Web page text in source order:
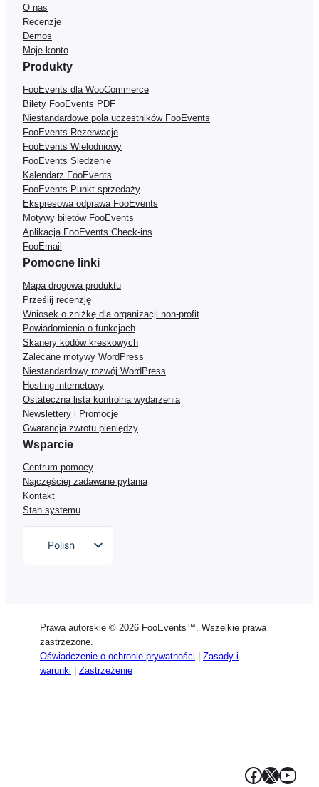
O nas
Recenzje
Demos
Moje konto
Produkty
FooEvents dla WooCommerce
Bilety FooEvents PDF
Niestandardowe pola uczestników FooEvents
FooEvents Rezerwacje
FooEvents Wielodniowy
FooEvents Siedzenie
Kalendarz FooEvents
FooEvents Punkt sprzedaży
Ekspresowa odprawa FooEvents
Motywy biletów FooEvents
Aplikacja FooEvents Check-ins
FooEmail
Pomocne linki
Mapa drogowa produktu
Prześlij recenzję
Wniosek o zniżkę dla organizacji non-profit
Powiadomienia o funkcjach
Skanery kodów kreskowych
Zalecane motywy WordPress
Niestandardowy rozwój WordPress
Hosting internetowy
Ostateczna lista kontrolna wydarzenia
Newslettery i Promocje
Gwarancja zwrotu pieniędzy
Wsparcie
Centrum pomocy
Najczęściej zadawane pytania
Kontakt
Stan systemu
Polish
English
Spanish
Italian
Prawa autorskie © 2026 FooEvents™. Wszelkie prawa
zastrzeżone.
Oświadczenie o ochronie prywatności | Zasady i
warunki | Zastrzeżenie
Facebook
X